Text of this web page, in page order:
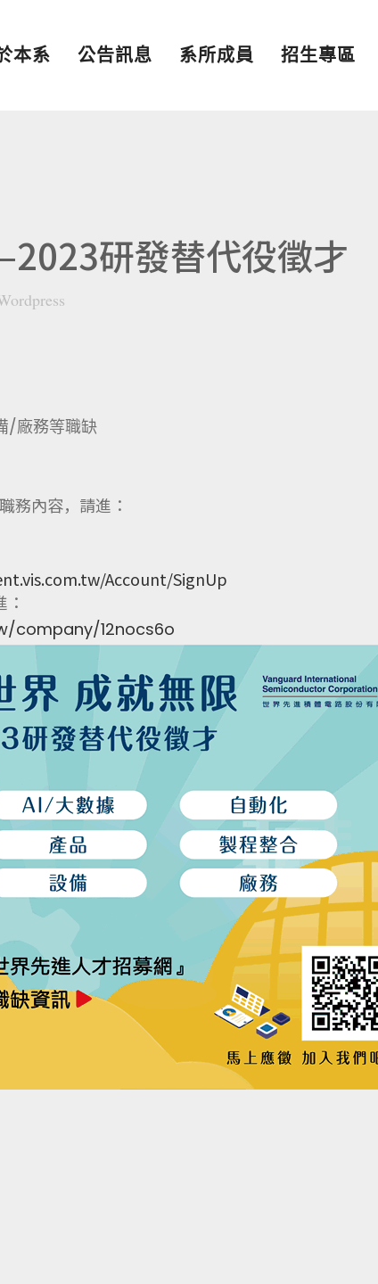
本系 公告訊息 系所成員 招生專區
研發替代役徵才
/廠務等職缺
務內容，請進：
Account/SignUp
company/12nocs6o